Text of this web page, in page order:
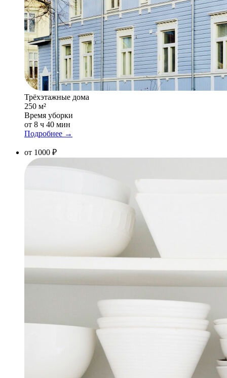
Трёхэтажные дома
250 м²
Время уборки
от 8 ч 40 мин
Подробнее →
от 1000 ₽